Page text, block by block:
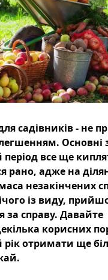
садівників - не
Основні
період все ще
рано, адже на
незакінчених
із виду,
за справу. Давайте
корисних
рік отримати ще